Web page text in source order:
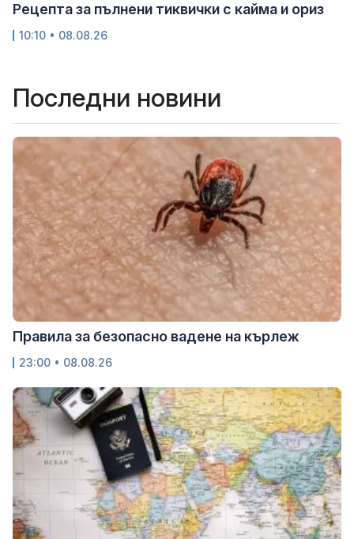
Рецепта за пълнени тиквички с кайма и ориз
10:10 • 08.08.26
Последни новини
Правила за безопасно вадене на кърлеж
23:00 • 08.08.26